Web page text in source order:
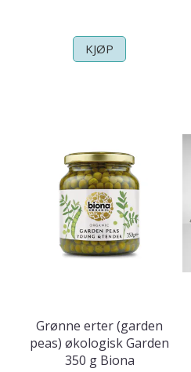
KJØP
Grønne erter (garden
peas) økologisk Garden
350 g Biona